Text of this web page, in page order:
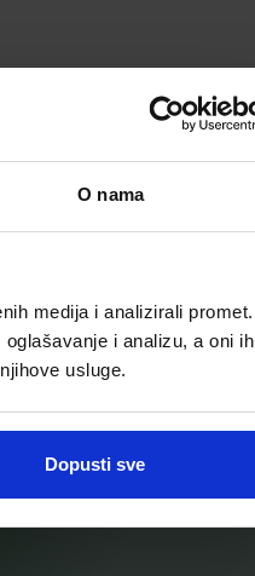
O nama
medija i analizirali promet.
i analizu, a oni ih
usluge.
Dopusti sve
BIO-C 500 ® TABLETE Á 40
Dodaj u listu želja